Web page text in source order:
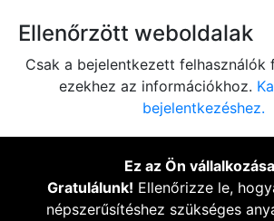
Ellenőrzött weboldalak
Csak a bejelentkezett felhasználók
ezekhez az információkhoz.
bejelentkezéshez.
Ez az Ön vállalkozása
Gratulálunk! Ellenőrizze le,
népszerűsítéshez szükséges